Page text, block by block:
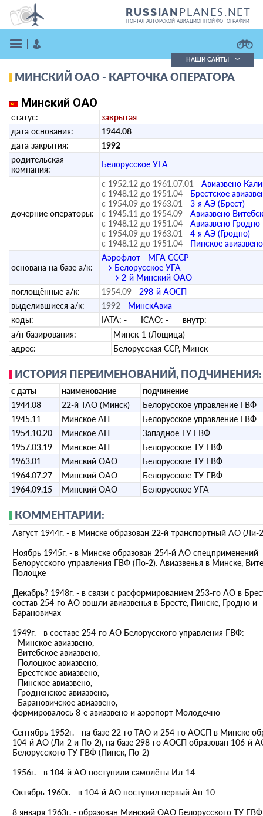
RUSSIANPLANES.NET
ПОРТАЛ АВТОРСКОЙ АВИАЦИОННОЙ ФОТОГРАФИИ
ВОЙТИ
ЗАРЕГИСТРИРОВАТЬСЯ
Поиск фотографий
Кратко
НАШИ САЙТЫ
МИНСКИЙ ОАО - КАРТОЧКА ОПЕРАТОРА
Минский ОАО
статус:
закрытая
дата основания:
1944.08
дата закрытия:
1992
родительская
компания:
Белорусское УГА
дочерние операторы:
с 1952.12 до 1961.07.01 - Авиазвено
с 1948.12 до 1951.04 - Брестское
с 1954.09 до 1963.01 - 3-я АЭ (Брест)
с 1945.11 до 1954.09 - Авиазвено Витебск
с 1948.12 до 1951.04 - Авиазвено Гродно
с 1954.09 до 1963.01 - 4-я АЭ (Гродно)
с 1948.12 до 1951.04 - Пинское авиазвено
основана на базе а/к:
Аэрофлот - МГА СССР
→ Белорусское УГА
→ 2-й Минский ОАО
поглощённые а/к:
1954.09 - 298-й АОСП
выделившиеся а/к:
1992 - МинскАвиа
коды:
IATA: - ICAO: - внутр:
а/п базирования:
Минск-1 (Лощица)
адрес:
Белорусская ССР, Минск
ИСТОРИЯ ПЕРЕИМЕНОВАНИЙ, ПОДЧИНЕНИЯ:
с даты наименование
подчинение
1944.08
22-й ТАО (Минск)
Белорусское управление ГВФ
1945.11
Минское АП
Белорусское управление ГВФ
1954.10.20
Минское АП
Западное ТУ ГВФ
1957.03.19
Минское АП
Белорусское ТУ ГВФ
1963.01
Минский ОАО
Белорусское ТУ ГВФ
1964.07.27
Минский ОАО
Белорусское ТУ ГВФ
1964.09.15
Минский ОАО Белорусское УГА
КОММЕНТАРИИ:
Август 1944г. - в Минске образован 22-й транспортный АО (Ли-
Ноябрь 1945г. - в Минске образован 254-й АО спецприменений
Белорусского управления ГВФ (По-2). Авиазвенья в Минске,
Полоцке
Декабрь? 1948г. - в связи с расформированием 253-го АО в
состав 254-го АО вошли авиазвенья в Бресте, Пинске, Гродно и
Барановичах
1949г. - в составе 254-го АО Белорусского управления ГВФ:
- Минское авиазвено,
- Витебское авиазвено,
- Полоцкое авиазвено,
- Брестское авиазвено,
- Пинское авиазвено,
- Гродненское авиазвено,
- Барановичское авиазвено,
формировалось 8-е авиазвено и аэропорт Молодечно
Сентябрь 1952г. - на базе 22-го ТАО и 254-го АОСП в Минске
104-й АО (Ли-2 и По-2), на базе 298-го АОСП образован 106-й
Белорусского ТУ ГВФ (Пинск, По-2)
1956г. - в 104-й АО поступили самолёты Ил-14
Октябрь 1960г. - в 104-й АО поступил первый Ан-10
8 января 1963г. - образован Минский ОАО Белорусского ТУ ГВФ